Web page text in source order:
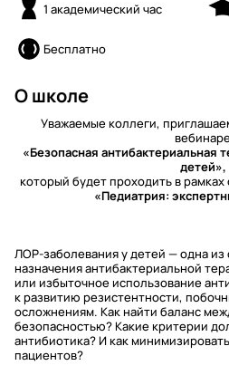
1 академический час
Бесплатно
О школе
Уважаемые коллеги,
«Безопасная антибактериальная
детей»,
который будет проходить в
«Педиатрия:
ЛОР-заболевания у детей — одна из
назначения антибактериальной
или избыточное использование
к развитию резистентности,
осложнениям. Как найти баланс
безопасностью? Какие критерии
антибиотика? И как
пациентов?